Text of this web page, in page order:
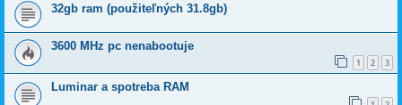
32gb ram (použiteľných 31.8gb)
3600 MHz pc nenabootuje
1 2 3
Luminar a spotreba RAM